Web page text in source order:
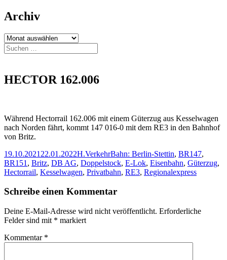
Archiv
Archiv
Suchen
nach:
HECTOR 162.006
Während Hectorrail 162.006 mit einem Güterzug aus Kesselwagen
nach Norden fährt, kommt 147 016-0 mit dem RE3 in den Bahnhof
von Britz.
Veröffentlicht
am
19.10.2021 22.01.2022Autor
H.Kategorien
VerkehrSchlagwörter
Bahn: Berlin-Stettin, BR147,
BR151 , Britz, DB AG, Doppelstock, E-Lok, Eisenbahn, Güterzug,
Hectorrail, Kesselwagen, Privatbahn, RE3, Regionalexpress
Schreibe einen Kommentar
Deine E-Mail-Adresse wird nicht veröffentlicht. Erforderliche
Felder sind mit * markiert
Kommentar *